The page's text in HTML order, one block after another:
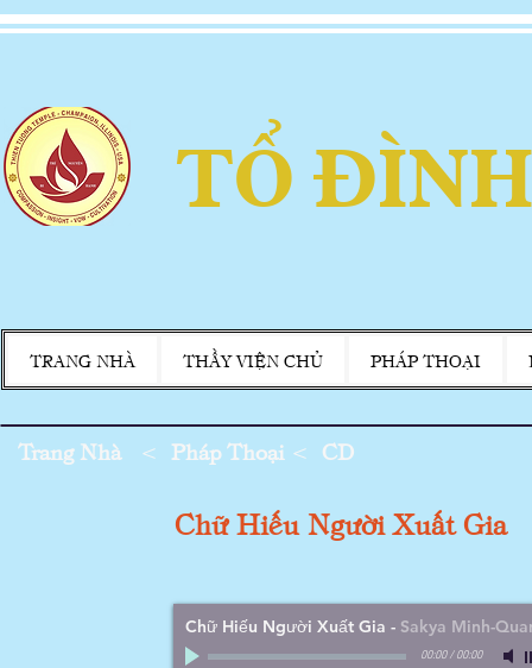
TỔ
TRANG NHÀ THẦY VIỆN CHỦ PHÁP THOẠI
Trang Nhà < Pháp Thoại < CD
Chữ Hiếu Người Xuất Gia
Chữ Hiếu Người Xuất Gia - Sakya Minh-
00:00/00:00